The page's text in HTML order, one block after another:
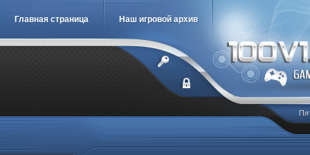
Главная страница Наш игровой архив